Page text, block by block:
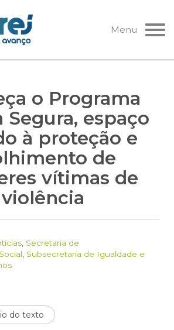
Menu
o Programa
Segura, espaço
à proteção e
de
vítimas de
violência
Secretaria de
Subsecretaria de Igualdade e
do texto